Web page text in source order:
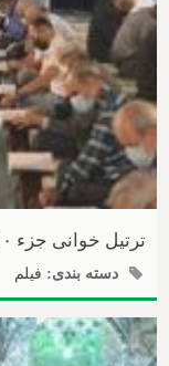
ترتیل خوانی جزء ۱۰ قرآن کریم - رمضان سال ۱۴۰۱
دسته بندی: فیلم